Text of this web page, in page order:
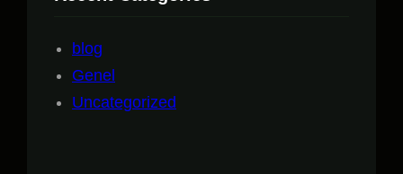
blog
Genel
Uncategorized